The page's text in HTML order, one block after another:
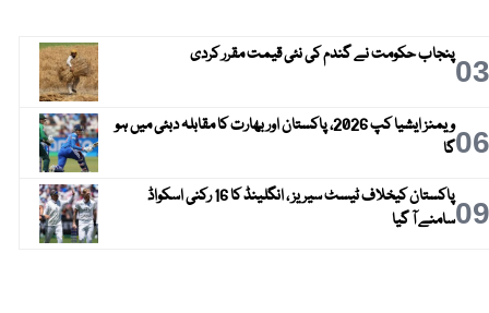
03پنجاب حکومت نے گندم کی نئی قیمت مقرر کردی
06
ویمنز ایشیا کپ 2026، پاکستان اور بھارت کا مقابلہ دبئی میں ہو
گا
09
پاکستان کیخلاف ٹیسٹ سیریز ، انگلینڈ کا 16 رکنی اسکواڈ
سامنے آ گیا